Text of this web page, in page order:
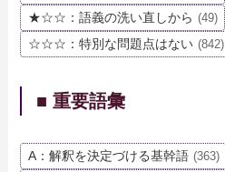
★☆☆：語義の洗い直しから (49)
☆☆☆：特別な問題点はない (842)
■ 重要語彙
A：解釈を決定づける基幹語 (363)